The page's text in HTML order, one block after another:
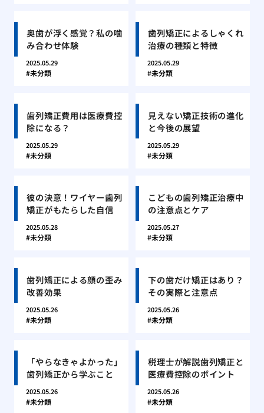
奥歯が浮く感覚？私の噛
み合わせ体験
2025.05.29
未分類
歯列矯正によるしゃくれ
治療の種類と特徴
2025.05.29
未分類
歯列矯正費用は医療費控
除になる？
2025.05.29
未分類
見えない矯正技術の進化
と今後の展望
2025.05.29
未分類
彼の決意！ワイヤー歯列
矯正がもたらした自信
2025.05.28
未分類
こどもの歯列矯正治療中
の注意点とケア
2025.05.27
未分類
歯列矯正による顔の歪み
改善効果
2025.05.26
未分類
下の歯だけ矯正はあり？
その実際と注意点
2025.05.26
未分類
「やらなきゃよかった」
歯列矯正から学ぶこと
2025.05.26
未分類
税理士が解説歯列矯正と
医療費控除のポイント
2025.05.26
未分類